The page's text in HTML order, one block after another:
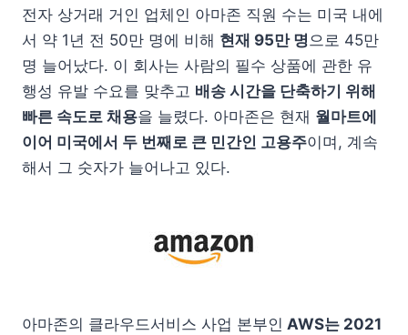
전자 상거래 거인 업체인 아마존 직원 수는 미국 내에
서 약 1년 전 50만 명에 비해 현재 95만 명으로 45만
명 늘어났다. 이 회사는 사람의 필수 상품에 관한 유
행성 유발 수요를 맞추고 배송 시간을 단축하기 위해
빠른 속도로 채용을 늘렸다. 아마존은 현재 월마트에
이어 미국에서 두 번째로 큰 민간인 고용주이며, 계속
해서 그 숫자가 늘어나고 있다.
아마존의 클라우드서비스 사업 본부인 AWS는 2021